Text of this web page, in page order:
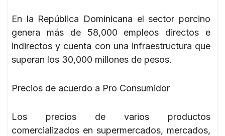
En la República Dominicana el sector porcino
genera más de 58,000 empleos directos e
indirectos y cuenta con una infraestructura que
superan los 30,000 millones de pesos.
Precios de acuerdo a Pro Consumidor
Los precios de varios productos
comercializados en supermercados, mercados,